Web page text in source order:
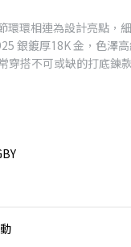
環環相連為設計亮點，
銀鍍厚18K 金，色澤
穿搭不可或缺的打底鍊款